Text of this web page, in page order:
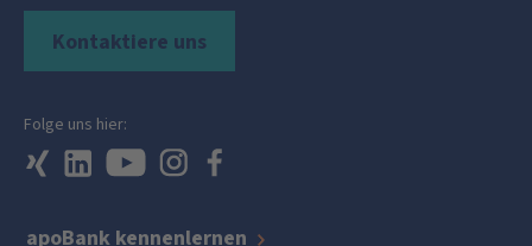
apoBank kennenlernen
Kontaktiere uns
Folge uns hier: